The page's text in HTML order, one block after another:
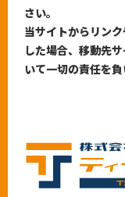
さい。
当サイトからリン
した場合、移動先
いて一切の責任を負